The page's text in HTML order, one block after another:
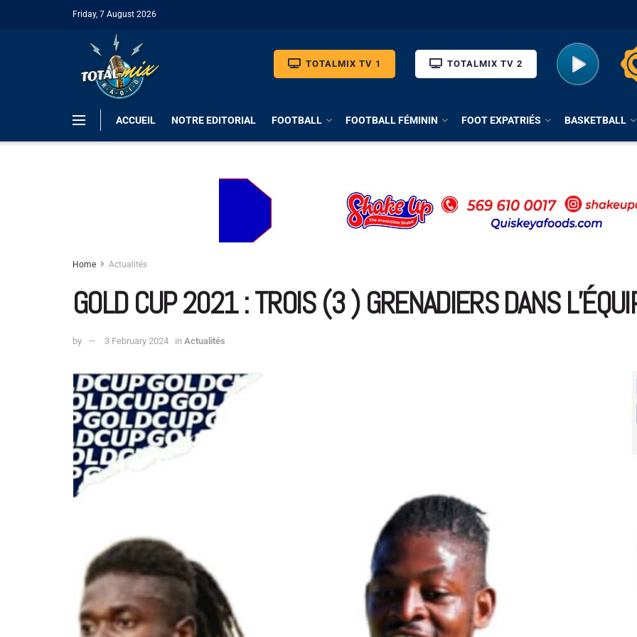
Friday, 7 August 2026
TOTALMIX TV 1 TOTALMIX TV 2
ACCUEIL NOTRE EDITORIAL FOOTBALL FOOTBALL FÉMININ FOOT EXPATRIÉS BASKETBALL
Home Actualités
GOLD CUP 2021 : TROIS (3 ) GRENADIERS DANS
by 3 February 2024 in Actualités